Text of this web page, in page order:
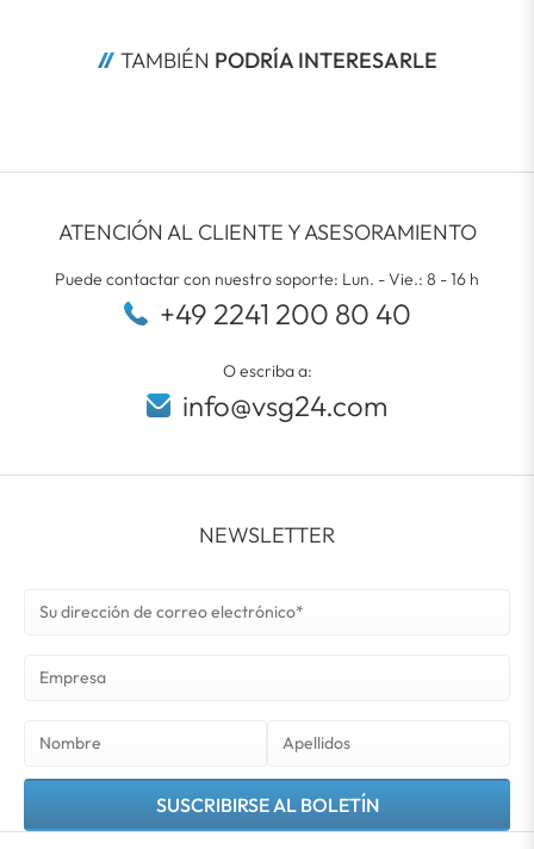
TAMBIÉN PODRÍA INTERESARLE
ATENCIÓN AL CLIENTE Y ASESORAMIENTO
Puede contactar con nuestro soporte: Lun. - Vie.: 8 - 16 h
+49 2241 200 80 40
O escriba a:
info@vsg24.com
NEWSLETTER
SUSCRIBIRSE AL BOLETÍN